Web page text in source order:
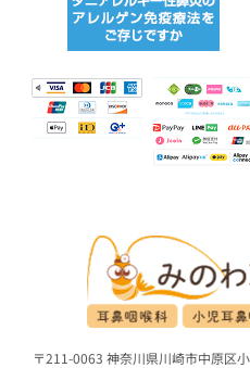
〒211-0063 神奈川県川崎市中原区